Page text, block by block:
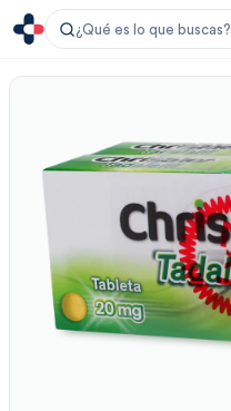
¿Qué es lo que buscas?